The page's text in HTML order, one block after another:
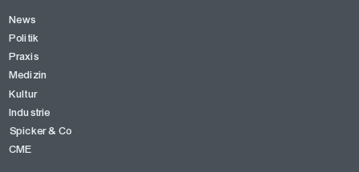
News
Politik
Praxis
Medizin
Kultur
Industrie
Spicker & Co
CME